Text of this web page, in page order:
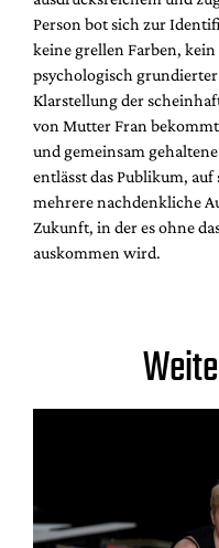
Person bot sich zur
keine grellen Farben,
psychologisch
Klarstellung der
von Mutter Fran
und gemeinsam
entlässt das Publikum,
mehrere nachdenkliche
Zukunft, in der es ohne
auskommen wird.